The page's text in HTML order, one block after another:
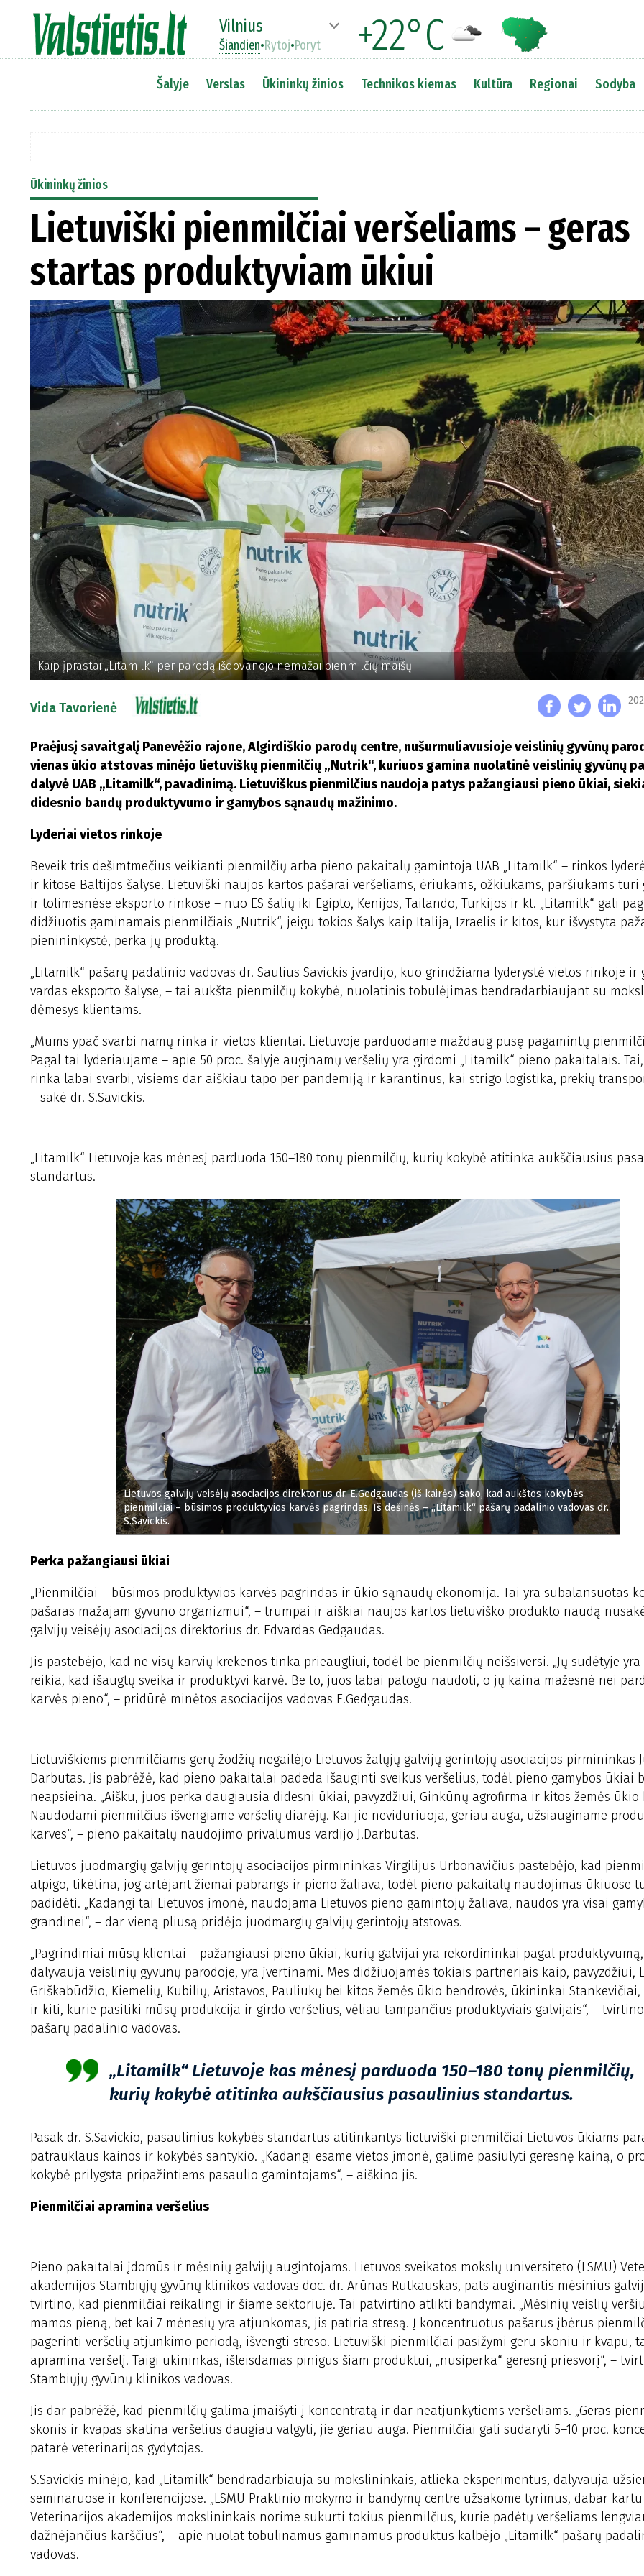
Vilnius +22°C
Šiandien•Rytoj•Poryt
Šalyje Verslas Ūkininkų žinios Technikos kiemas Kultūra Regionai Sodyba
Ūkininkų žinios
Lietuviški pienmilčiai veršeliams – geras
startas produktyviam ūkiui
Kaip įprastai „Litamilk“ per parodą išdovanojo nemažai pienmilčių maišų.
Vida Tavorienė
Praėjusį savaitgalį Panevėžio rajone, Algirdiškio parodų centre, nušurmuliavusioje veislinių gyvūnų
vienas ūkio atstovas minėjo lietuviškų pienmilčių „Nutrik“, kuriuos gamina nuolatinė veislinių gyvūnų
dalyvė UAB „Litamilk“, pavadinimą. Lietuviškus pienmilčius naudoja patys pažangiausi pieno ūkiai,
didesnio bandų produktyvumo ir gamybos sąnaudų mažinimo.
Lyderiai vietos rinkoje
Beveik tris dešimtmečius veikianti pienmilčių arba pieno pakaitalų gamintoja UAB „Litamilk“ – rinkos
ir kitose Baltijos šalyse. Lietuviški naujos kartos pašarai veršeliams, ėriukams, ožkiukams, paršiukams turi
ir tolimesnėse eksporto rinkose – nuo ES šalių iki Egipto, Kenijos, Tailando, Turkijos ir kt. „Litamilk“ gali
didžiuotis gaminamais pienmilčiais „Nutrik“, jeigu tokios šalys kaip Italija, Izraelis ir kitos, kur išvystyta
pienininkystė, perka jų produktą.
„Litamilk“ pašarų padalinio vadovas dr. Saulius Savickis įvardijo, kuo grindžiama lyderystė vietos rinkoje ir
vardas eksporto šalyse, – tai aukšta pienmilčių kokybė, nuolatinis tobulėjimas bendradarbiaujant su
dėmesys klientams.
„Mums ypač svarbi namų rinka ir vietos klientai. Lietuvoje parduodame maždaug pusę pagamintų
Pagal tai lyderiaujame – apie 50 proc. šalyje auginamų veršelių yra girdomi „Litamilk“ pieno pakaitalais.
rinka labai svarbi, visiems dar aiškiau tapo per pandemiją ir karantinus, kai strigo logistika, prekių
– sakė dr. S.Savickis.
„Litamilk“ Lietuvoje kas mėnesį parduoda 150–180 tonų pienmilčių, kurių kokybė atitinka aukščiausius
standartus.
Lietuvos galvijų veisėjų asociacijos direktorius dr. E.Gedgaudas (iš kairės) sako, kad aukštos kokybės
pienmilčiai – būsimos produktyvios karvės pagrindas. Iš dešinės – „Litamilk“ pašarų padalinio vadovas dr.
S.Savickis.
Perka pažangiausi ūkiai
„Pienmilčiai – būsimos produktyvios karvės pagrindas ir ūkio sąnaudų ekonomija. Tai yra subalansuotas
pašaras mažajam gyvūno organizmui“, – trumpai ir aiškiai naujos kartos lietuviško produkto naudą
galvijų veisėjų asociacijos direktorius dr. Edvardas Gedgaudas.
Jis pastebėjo, kad ne visų karvių krekenos tinka prieaugliui, todėl be pienmilčių neišsiversi. „Jų sudėtyje yra
reikia, kad išaugtų sveika ir produktyvi karvė. Be to, juos labai patogu naudoti, o jų kaina mažesnė nei
karvės pieno“, – pridūrė minėtos asociacijos vadovas E.Gedgaudas.
Lietuviškiems pienmilčiams gerų žodžių negailėjo Lietuvos žalųjų galvijų gerintojų asociacijos pirmininkas
Darbutas. Jis pabrėžė, kad pieno pakaitalai padeda išauginti sveikus veršelius, todėl pieno gamybos ūkiai
neapsieina. „Aišku, juos perka daugiausia didesni ūkiai, pavyzdžiui, Ginkūnų agrofirma ir kitos žemės ūkio
Naudodami pienmilčius išvengiame veršelių diarėjų. Kai jie neviduriuoja, geriau auga, užsiauginame
karves“, – pieno pakaitalų naudojimo privalumus vardijo J.Darbutas.
Lietuvos juodmargių galvijų gerintojų asociacijos pirmininkas Virgilijus Urbonavičius pastebėjo, kad
atpigo, tikėtina, jog artėjant žiemai pabrangs ir pieno žaliava, todėl pieno pakaitalų naudojimas ūkiuose
padidėti. „Kadangi tai Lietuvos įmonė, naudojama Lietuvos pieno gamintojų žaliava, naudos yra visai
grandinei“, – dar vieną pliusą pridėjo juodmargių galvijų gerintojų atstovas.
„Pagrindiniai mūsų klientai – pažangiausi pieno ūkiai, kurių galvijai yra rekordininkai pagal
dalyvauja veislinių gyvūnų parodoje, yra įvertinami. Mes didžiuojamės tokiais partneriais kaip, pavyzdžiui,
Griškabūdžio, Kiemelių, Kubilių, Aristavos, Pauliukų bei kitos žemės ūkio bendrovės, ūkininkai Stankevičiai,
ir kiti, kurie pasitiki mūsų produkcija ir girdo veršelius, vėliau tampančius produktyviais galvijais“, – tvirtino
pašarų padalinio vadovas.
„Litamilk“ Lietuvoje kas mėnesį parduoda 150–180 tonų pienmilčių,
kurių kokybė atitinka aukščiausius pasaulinius standartus.
Pasak dr. S.Savickio, pasaulinius kokybės standartus atitinkantys lietuviški pienmilčiai Lietuvos ūkiams
patrauklaus kainos ir kokybės santykio. „Kadangi esame vietos įmonė, galime pasiūlyti geresnę kainą, o
kokybė prilygsta pripažintiems pasaulio gamintojams“, – aiškino jis.
Pienmilčiai apramina veršelius
Pieno pakaitalai įdomūs ir mėsinių galvijų augintojams. Lietuvos sveikatos mokslų universiteto (LSMU)
akademijos Stambiųjų gyvūnų klinikos vadovas doc. dr. Arūnas Rutkauskas, pats auginantis mėsinius
tvirtino, kad pienmilčiai reikalingi ir šiame sektoriuje. Tai patvirtino atlikti bandymai. „Mėsinių veislių
mamos pieną, bet kai 7 mėnesių yra atjunkomas, jis patiria stresą. Į koncentruotus pašarus įbėrus
pagerinti veršelių atjunkimo periodą, išvengti streso. Lietuviški pienmilčiai pasižymi geru skoniu ir kvapu,
apramina veršelį. Taigi ūkininkas, išleisdamas pinigus šiam produktui, „nusiperka“ geresnį priesvorį“, –
Stambiųjų gyvūnų klinikos vadovas.
Jis dar pabrėžė, kad pienmilčių galima įmaišyti į koncentratą ir dar neatjunkytiems veršeliams. „Geras
skonis ir kvapas skatina veršelius daugiau valgyti, jie geriau auga. Pienmilčiai gali sudaryti 5–10 proc.
patarė veterinarijos gydytojas.
S.Savickis minėjo, kad „Litamilk“ bendradarbiauja su mokslininkais, atlieka eksperimentus, dalyvauja
seminaruose ir konferencijose. „LSMU Praktinio mokymo ir bandymų centre užsakome tyrimus, dabar
Veterinarijos akademijos mokslininkais norime sukurti tokius pienmilčius, kurie padėtų veršeliams
dažnėjančius karščius“, – apie nuolat tobulinamus gaminamus produktus kalbėjo „Litamilk“ pašarų
vadovas.